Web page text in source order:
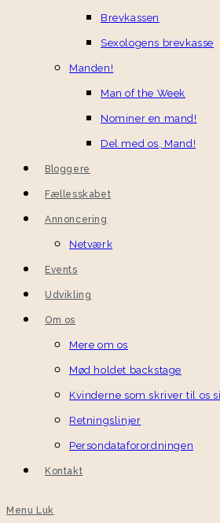
Brevkassen
Sexologens brevkasse
Manden!
Man of the Week
Nominer en mand!
Del med os, Mand!
Bloggere
Fællesskabet
Annoncering
Netværk
Events
Udvikling
Om os
Mere om os
Mød holdet backstage
Kvinderne som skriver til os
Retningslinjer
Persondataforordningen
Kontakt
Menu Luk